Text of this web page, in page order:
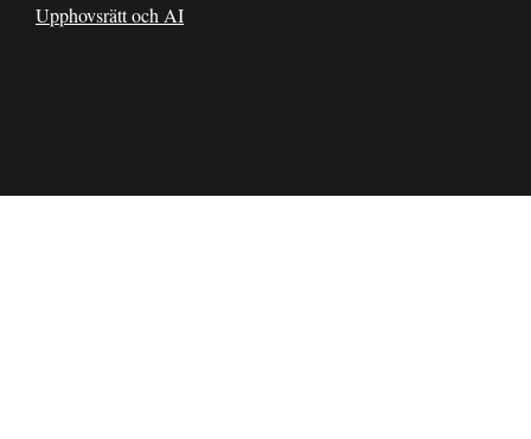
Upphovsrätt och AI